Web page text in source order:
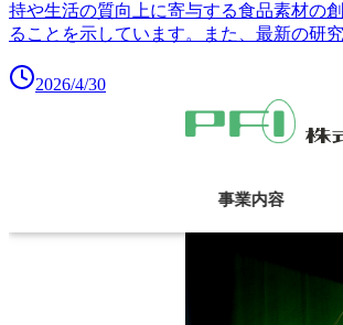
持や生活の質向上に寄与する食品素材の
ることを示しています。また、最新の研究
2026/4/30